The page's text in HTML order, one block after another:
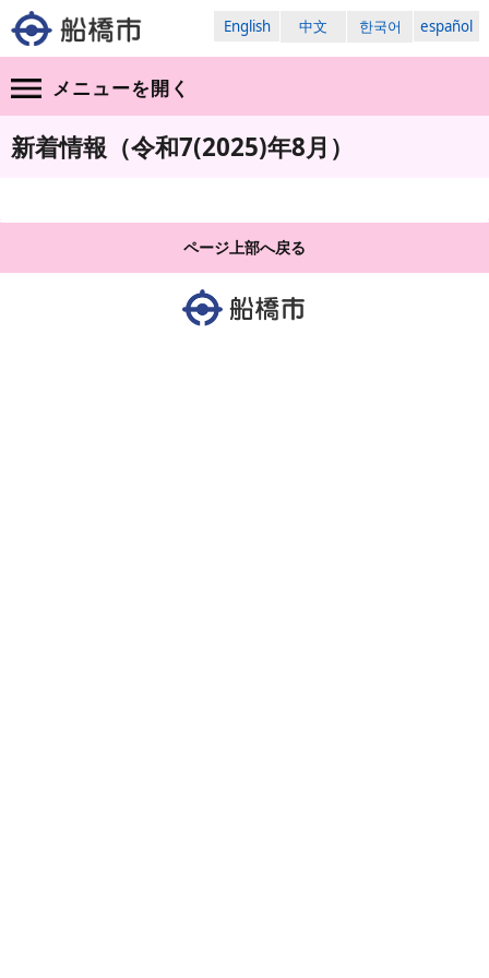
English 中文 한국어 español
メニューを開く
新着情報（令和7(2025)年8月）
ページ上部へ戻る